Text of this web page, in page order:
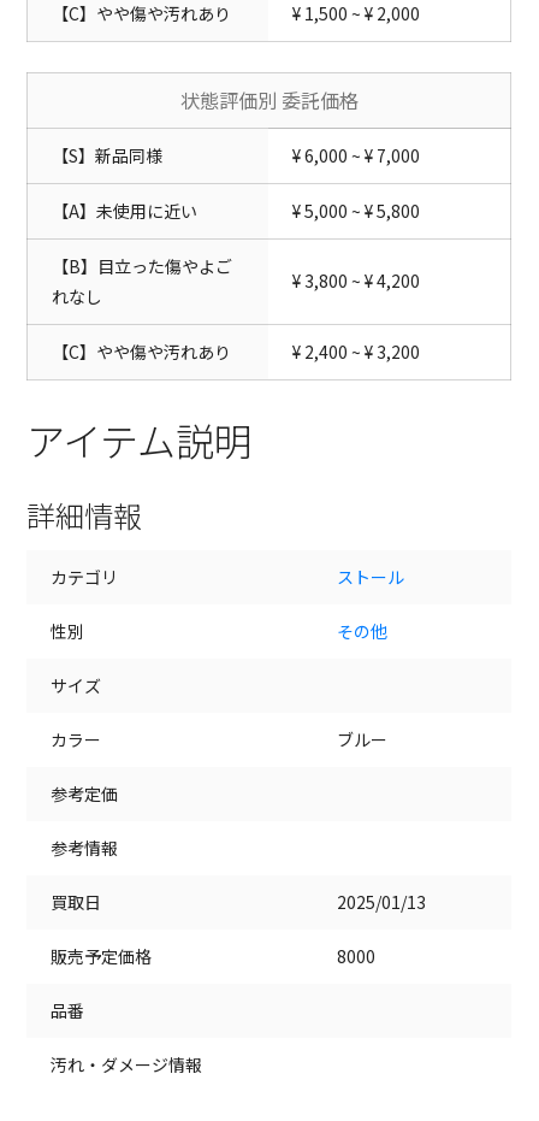
【C】やや傷や汚れあり ¥ 1,500 ~ ¥ 2,000
状態評価別 委託価格
【S】新品同様 ¥ 6,000 ~ ¥ 7,000
【A】未使用に近い ¥ 5,000 ~ ¥ 5,800
【B】目立った傷やよご
れなし
¥ 3,800 ~ ¥ 4,200
【C】やや傷や汚れあり ¥ 2,400 ~ ¥ 3,200
アイテム説明
詳細情報
カテゴリ ストール
性別 その他
サイズ
カラー ブルー
参考定価
参考情報
買取日 2025/01/13
販売予定価格 8000
品番
汚れ・ダメージ情報